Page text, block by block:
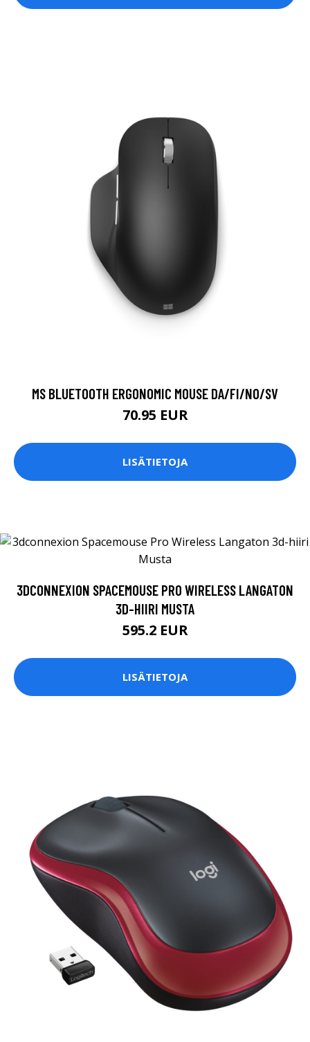
MS BLUETOOTH ERGONOMIC MOUSE DA/FI/NO/SV
70.95 EUR
LISÄTIETOJA
3DCONNEXION SPACEMOUSE PRO WIRELESS LANGATON
3D-HIIRI MUSTA
595.2 EUR
LISÄTIETOJA